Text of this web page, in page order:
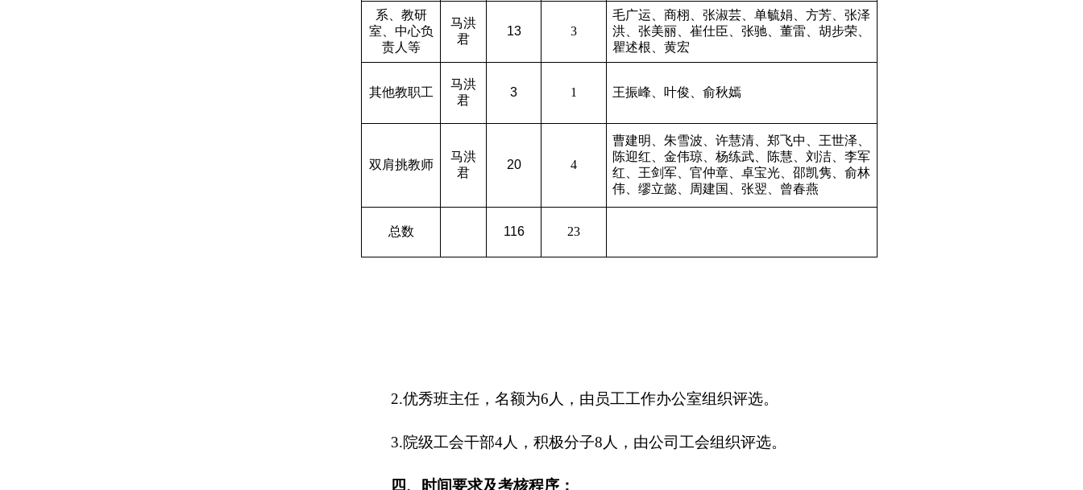
系、教研
室、中心负
责人等
马洪
君
13 3
毛广运、商栩、张淑芸、单毓娟、方芳、张泽
洪、张美丽、崔仕臣、张驰、董雷、胡步荣、
瞿述根、黄宏
其他教职工
马洪
君
3 1 王振峰、叶俊、俞秋嫣
双肩挑教师
马洪
君
20 4
曹建明、朱雪波、许慧清、郑飞中、王世泽、
陈迎红、金伟琼、杨练武、陈慧、刘洁、李军
红、王剑军、官仲章、卓宝光、邵凯隽、俞林
伟、缪立懿、周建国、张翌、曾春燕
总数 116 23
2.优秀班主任，名额为6 人，由员工工作办公室组织评选。
3.院级工会干部4人，积极分子8 人，由公司工会组织评选。
四、时间要求及考核程序：